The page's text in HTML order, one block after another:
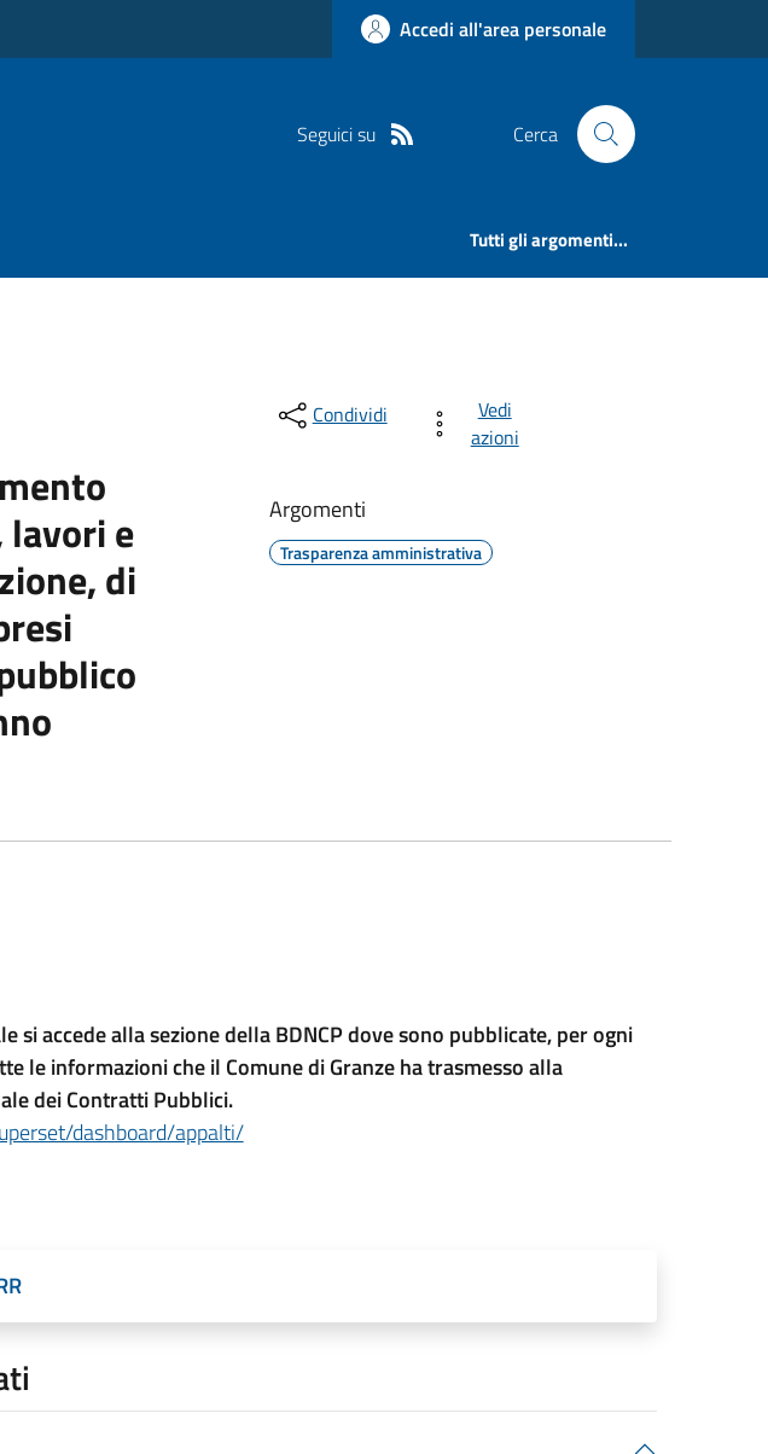
Accedi all'area personale
Seguici su Cerca
Tutti gli argomenti...
e
di
Condividi
Vedi
azioni
Argomenti
Trasparenza amministrativa
si accede alla sezione della BDNCP dove sono pubblicate, per ogni
le informazioni che il Comune di Granze ha trasmesso alla
dei Contratti Pubblici.
dashboard/appalti/